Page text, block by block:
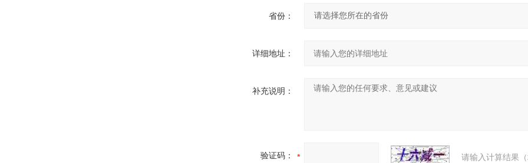
省份：
详细地址：
补充说明：
验证码： 请输入计算结果